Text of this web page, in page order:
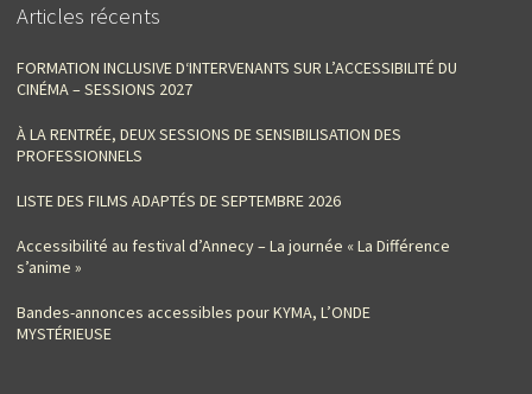
Articles récents
FORMATION INCLUSIVE D‘INTERVENANTS SUR L’ACCESSIBILITÉ DU
CINÉMA – SESSIONS 2027
À LA RENTRÉE, DEUX SESSIONS DE SENSIBILISATION DES
PROFESSIONNELS
LISTE DES FILMS ADAPTÉS DE SEPTEMBRE 2026
Accessibilité au festival d’Annecy – La journée « La Différence
s’anime »
Bandes-annonces accessibles pour KYMA, L’ONDE
MYSTÉRIEUSE